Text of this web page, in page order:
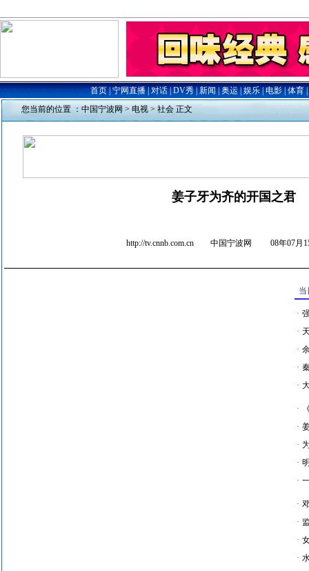
您当前的位置 ： 中国宁波网 > 电视 > 社会 正文
姜子牙为齐的开国之君
http://tv.cnnb.com.cn 中国宁波网 08年07月
当
·
·
·
·
·
·
·
·
·
·
·
·
·
·